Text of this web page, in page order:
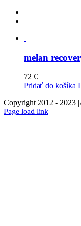
melan
72 €
Pridať do košíka
Copyright 2012 - 2023
Facebook
Instagram
Page load link